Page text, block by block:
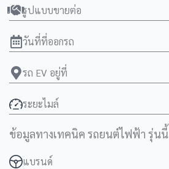
รูปแบบขายต่อ
วันที่ที่ออกรถ
รถ EV อยู่ที่
ระยะไมล์
ข้อมูลทางเทคนิค รถยนต์ไฟฟ้า รุ่นนี้
แบรนด์